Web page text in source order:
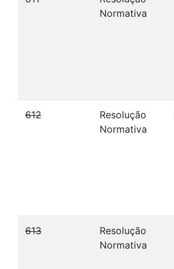
Normativa
612
Resolução
Normativa
613
Resolução
Normativa